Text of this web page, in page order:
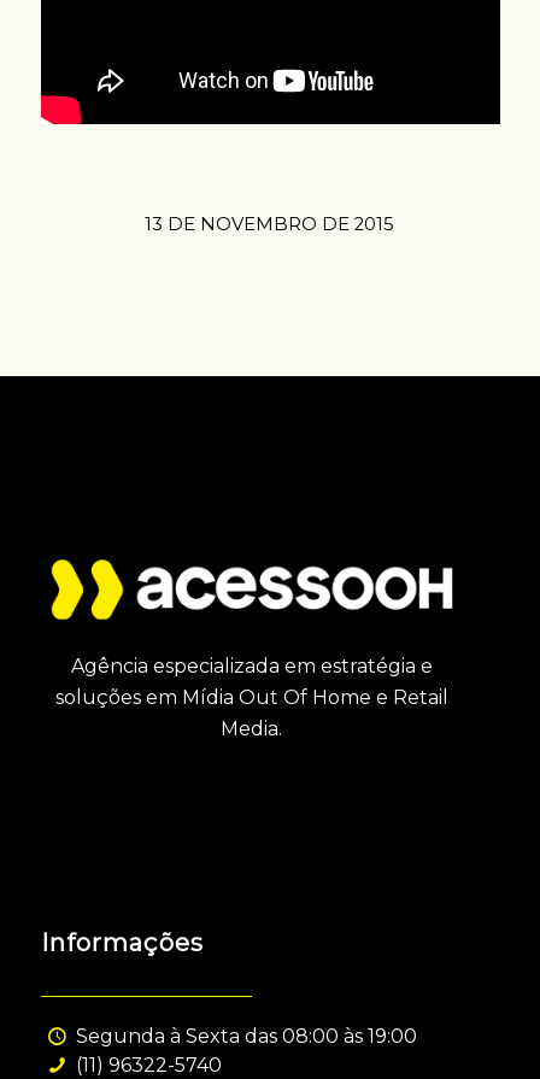
13 DE NOVEMBRO DE 2015
Agência especializada em estratégia e
soluções em Mídia Out Of Home e Retail
Media.
Informações
Segunda à Sexta das 08:00 às 19:00
(11) 96322-5740